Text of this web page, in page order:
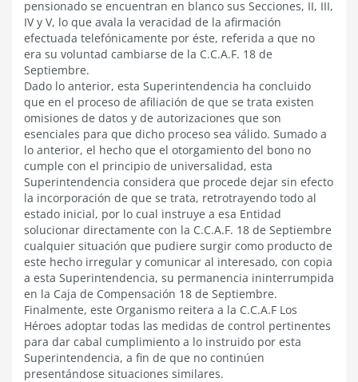
pensionado se encuentran en blanco sus Secciones, II, III,
IV y V, lo que avala la veracidad de la afirmación
efectuada telefónicamente por éste, referida a que no
era su voluntad cambiarse de la C.C.A.F. 18 de
Septiembre.
Dado lo anterior, esta Superintendencia ha concluido
que en el proceso de afiliación de que se trata existen
omisiones de datos y de autorizaciones que son
esenciales para que dicho proceso sea válido. Sumado a
lo anterior, el hecho que el otorgamiento del bono no
cumple con el principio de universalidad, esta
Superintendencia considera que procede dejar sin efecto
la incorporación de que se trata, retrotrayendo todo al
estado inicial, por lo cual instruye a esa Entidad
solucionar directamente con la C.C.A.F. 18 de Septiembre
cualquier situación que pudiere surgir como producto de
este hecho irregular y comunicar al interesado, con copia
a esta Superintendencia, su permanencia ininterrumpida
en la Caja de Compensación 18 de Septiembre.
Finalmente, este Organismo reitera a la C.C.A.F Los
Héroes adoptar todas las medidas de control pertinentes
para dar cabal cumplimiento a lo instruido por esta
Superintendencia, a fin de que no continúen
presentándose situaciones similares.